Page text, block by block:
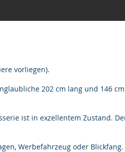
vorliegen).
202 cm lang und 146
ist in exzellentem Zustand.
Werbefahrzeug oder Blickfang.